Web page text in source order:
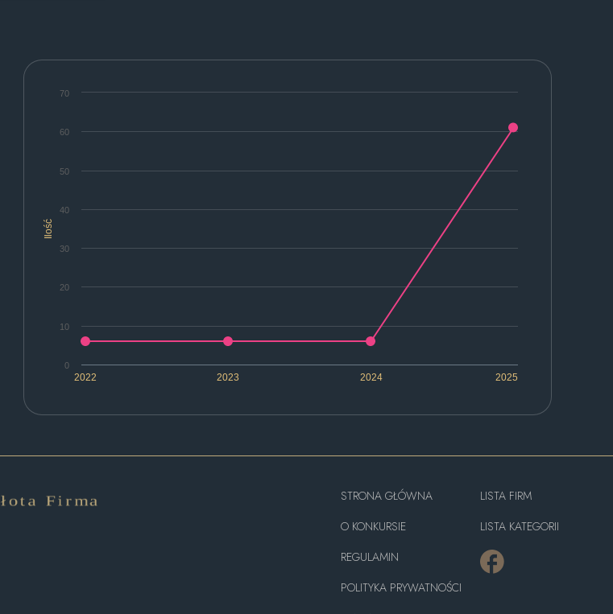
Ilość
2022 2023 2024 2025
0
10
20
30
40
50
60
70
STRONA GŁÓWNA
O KONKURSIE
REGULAMIN
POLITYKA PRYWATNOŚCI
LISTA FIRM
LISTA KATEGORII